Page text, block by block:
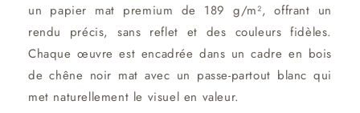
un papier mat premium de 189 g/m², offrant un
rendu précis, sans reflet et des couleurs fidèles.
Chaque œuvre est encadrée dans un cadre en bois
de chêne noir mat avec un passe-partout blanc qui
met naturellement le visuel en valeur.